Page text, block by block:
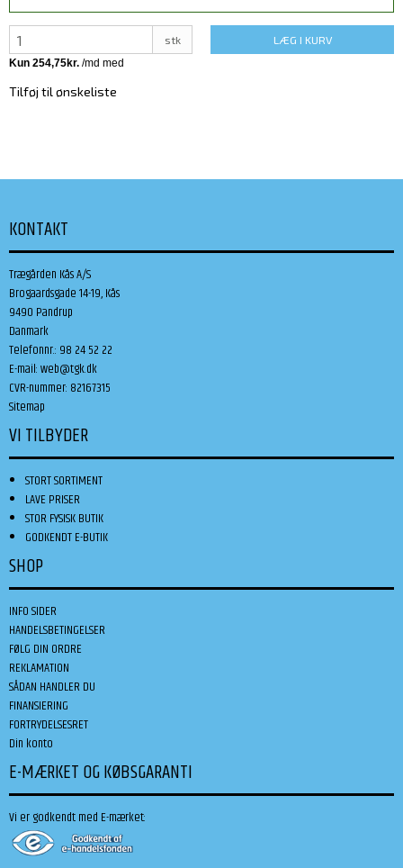
stk LÆG I KURV
Tilføj til ønskeliste
KONTAKT
Trægården Kås A/S
Brogaardsgade 14-19, Kås
9490 Pandrup
Danmark
Telefonnr.: 98 24 52 22
E-mail:web@tgk.dk
CVR-nummer: 82167315
Sitemap
VI TILBYDER
STORT SORTIMENT
LAVE PRISER
STOR FYSISK BUTIK
GODKENDT E-BUTIK
SHOP
INFO SIDER
HANDELSBETINGELSER
FØLG DIN ORDRE
REKLAMATION
SÅDAN HANDLER DU
FINANSIERING
FORTRYDELSESRET
Din konto
E-MÆRKET OG KØBSGARANTI
Vi er godkendt med E-mærket: